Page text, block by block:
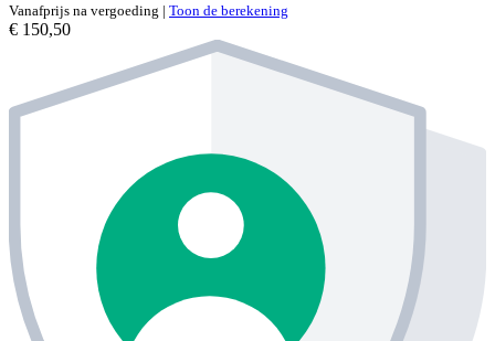
Vanafprijs na vergoeding | Toon de berekening
€ 150,50